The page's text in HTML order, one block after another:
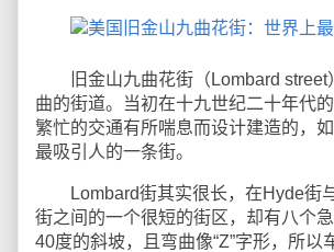
旧金山九曲花街（Lombard street
曲的街道。当初在十九世纪二十年代
繁忙的交通有所喘息而设计建造的，
最吸引人的一条街。
Lombard街其实很长，在Hyde街
街之间的一个很短的街区，却有八个
40度的斜坡，且弯曲像“Z”字形，所以